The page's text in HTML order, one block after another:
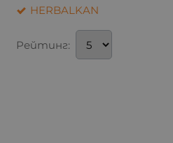
HERBALKAN
Рейтинг: